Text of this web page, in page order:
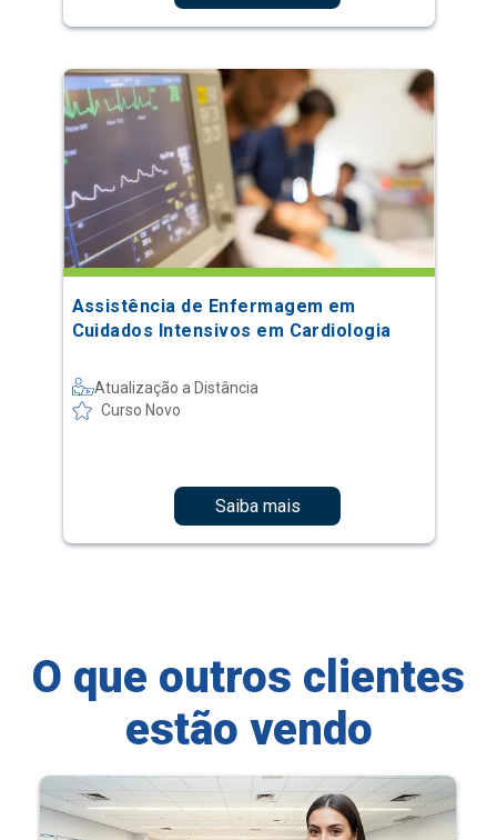
Assistência de Enfermagem em
Cuidados Intensivos em Cardiologia
Atualização a Distância
Curso Novo
Saiba mais
O que outros clientes
estão vendo